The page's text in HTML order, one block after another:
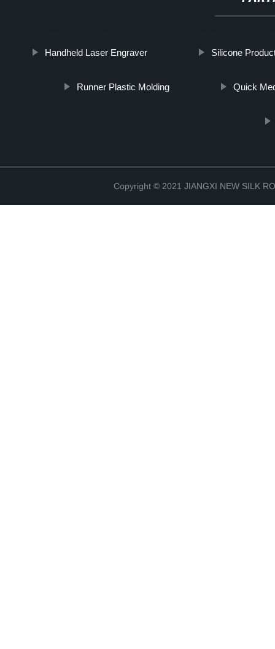
Handheld Laser Engraver Silicone
Runner Plastic Molding Quick
Copyright © 2021 JIANGXI NEW SILK